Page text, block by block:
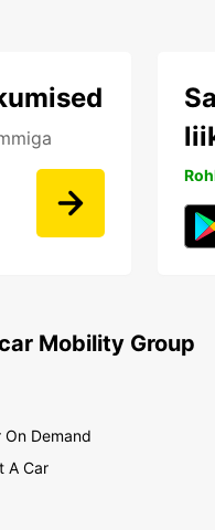
Mobility Group
On Demand
A Car